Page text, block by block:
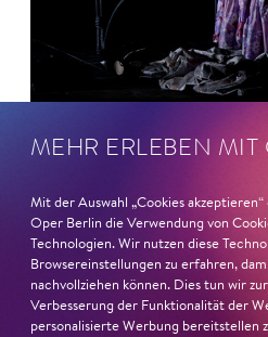
26. Juni 2026
Ambur Braid für
nominiert
Ambur Braidist für den
FAUST nominiert in der
MEHR ERLEBEN MIT
Mit der Auswahl „Cookies
Oper Berlin die Verwendung von
Technologien. Wir nutzen diese
Browsereinstellungen zu erfahren,
nachvollziehen können. Dies tun wir
Verbesserung der Funktionalität der
personalisierte Werbung bereitstellen